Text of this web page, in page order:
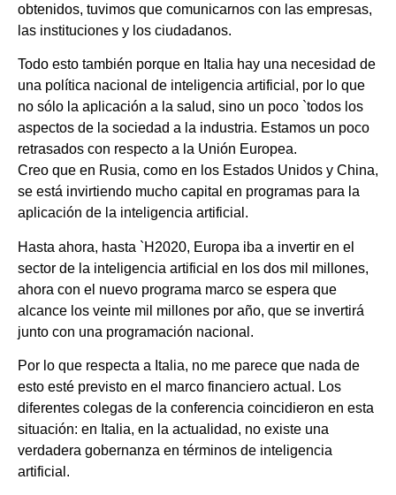
obtenidos, tuvimos que comunicarnos con las empresas,
las instituciones y los ciudadanos.
Todo esto también porque en Italia hay una necesidad de
una política nacional de inteligencia artificial, por lo que
no sólo la aplicación a la salud, sino un poco `todos los
aspectos de la sociedad a la industria. Estamos un poco
retrasados con respecto a la Unión Europea.
Creo que en Rusia, como en los Estados Unidos y China,
se está invirtiendo mucho capital en programas para la
aplicación de la inteligencia artificial.
Hasta ahora, hasta `H2020, Europa iba a invertir en el
sector de la inteligencia artificial en los dos mil millones,
ahora con el nuevo programa marco se espera que
alcance los veinte mil millones por año, que se invertirá
junto con una programación nacional.
Por lo que respecta a Italia, no me parece que nada de
esto esté previsto en el marco financiero actual. Los
diferentes colegas de la conferencia coincidieron en esta
situación: en Italia, en la actualidad, no existe una
verdadera gobernanza en términos de inteligencia
artificial.